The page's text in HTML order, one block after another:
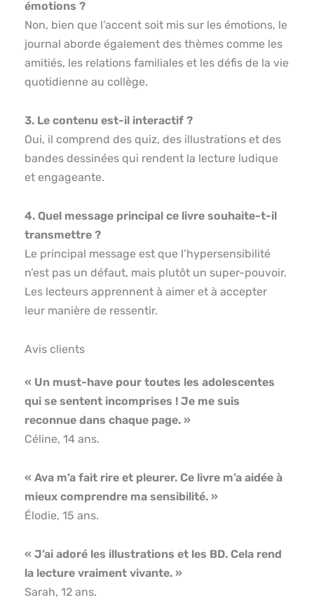
émotions ?
Non, bien que l’accent soit mis sur les émotions, le
journal aborde également des thèmes comme les
amitiés, les relations familiales et les défis de la vie
quotidienne au collège.
3. Le contenu est-il interactif ?
Oui, il comprend des quiz, des illustrations et des
bandes dessinées qui rendent la lecture ludique
et engageante.
4. Quel message principal ce livre souhaite-t-il
transmettre ?
Le principal message est que l’hypersensibilité
n’est pas un défaut, mais plutôt un super-pouvoir.
Les lecteurs apprennent à aimer et à accepter
leur manière de ressentir.
Avis clients
« Un must-have pour toutes les adolescentes
qui se sentent incomprises ! Je me suis
reconnue dans chaque page. »
Céline, 14 ans.
« Ava m’a fait rire et pleurer. Ce livre m’a aidée à
mieux comprendre ma sensibilité. »
Élodie, 15 ans.
« J’ai adoré les illustrations et les BD. Cela rend
la lecture vraiment vivante. »
Sarah, 12 ans.